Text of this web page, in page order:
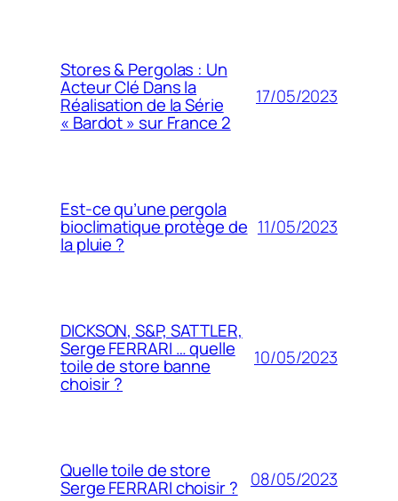
Stores & Pergolas : Un
Acteur Clé Dans la
Réalisation de la Série
« Bardot » sur France 2
17/05/2023
Est-ce qu’une pergola
bioclimatique protège de
la pluie ?
11/05/2023
DICKSON, S&P, SATTLER,
Serge FERRARI … quelle
toile de store banne
choisir ?
10/05/2023
Quelle toile de store
Serge FERRARI choisir ? 08/05/2023